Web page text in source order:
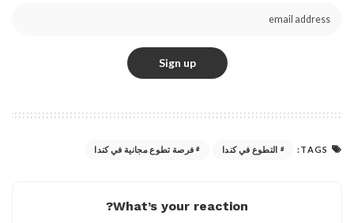
TAGS: التطوع في كندا فرصة تطوع مجانية في كندا
What’s your reaction?